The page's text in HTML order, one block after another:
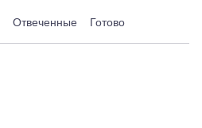
Отвеченные Готово